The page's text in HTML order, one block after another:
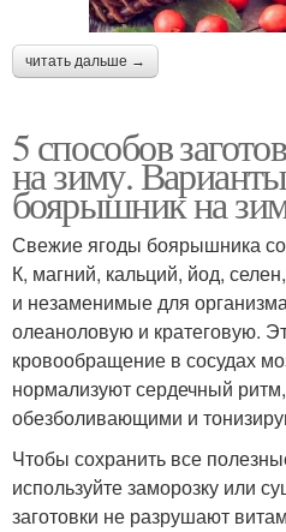
читать дальше →
5 способов
на зиму.
боярышник на
Свежие ягоды боярышника
К, магний, кальций, йод,
и незаменимые для
олеаноловую и кратеговую.
кровообращение в сосудах
нормализуют сердечный
обезболивающими и
Чтобы сохранить все
используйте заморозку или
заготовки не разрушают